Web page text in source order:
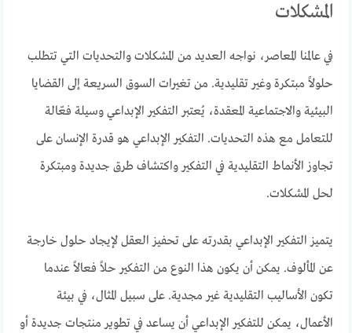
المشكلات
في عالمنا المعاصر، نواجه العديد من المشكلات والتحديات التي تتطلب
حلولاً مبتكرة وغير تقليدية. من تغيرات السوق السريعة إلى القضايا
البيئية والاجتماعية المعقدة، يُعتبر التفكير الإبداعي وسيلة فعّالة
للتعامل مع هذه التحديات. التفكير الإبداعي هو قدرة الإنسان على
تجاوز الأنماط التقليدية في التفكير واكتشاف طرق جديدة ومبتكرة
لحل المشكلات.
يتميز التفكير الإبداعي بقدرته على تحفيز العقل لإيجاد حلول خارجة
عن المألوف. يمكن أن يكون هذا النوع من التفكير حلاً فعالاً عندما
تكون الأساليب التقليدية غير مجدية. على سبيل المثال، في بيئة
الأعمال، يمكن للتفكير الإبداعي أن يساعد في تطوير منتجات جديدة أو